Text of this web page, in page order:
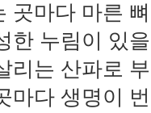
곳마다 마른
한 누림이 있
리는 산파로
마다 생명이